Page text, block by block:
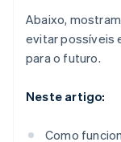
Abaixo,
evitar possíveis
para o futuro.
Neste artigo:
Como